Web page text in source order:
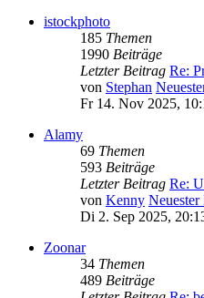
istockphoto
185 Themen
1990 Beiträge
Letzter Beitrag Re:
von Stephan
Fr 14. Nov 2025,
Alamy
69 Themen
593 Beiträge
Letzter Beitrag Re:
von Kenny Neuester
Di 2. Sep 2025,
Zoonar
34 Themen
489 Beiträge